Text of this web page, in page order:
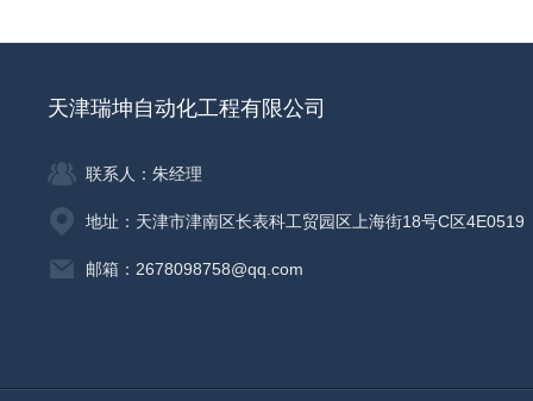
天津瑞坤自动化工程有限公司
联系人：朱经理
地址：天津市津南区长表科工贸园区上海街18号C区4E0519
邮箱：2678098758@qq.com